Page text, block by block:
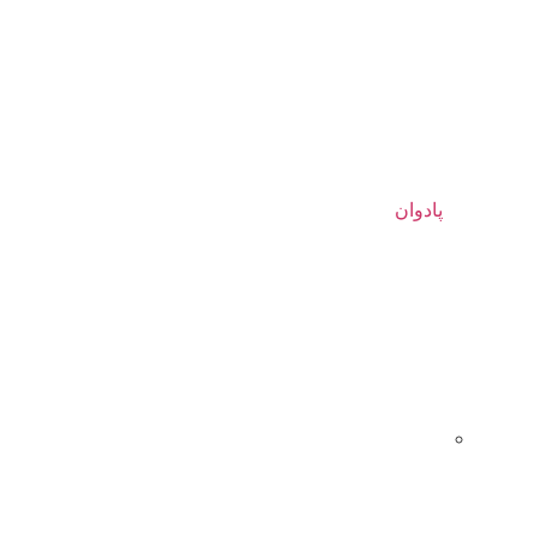
پادوان